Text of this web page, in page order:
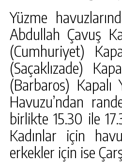
Yüzme
Abdullah Çavuş
(Cumhuriyet)
(Saçaklızade)
(Barbaros)
Havuzu’ndan
birlikte 15.30 ile
Kadınlar için
erkekler için ise